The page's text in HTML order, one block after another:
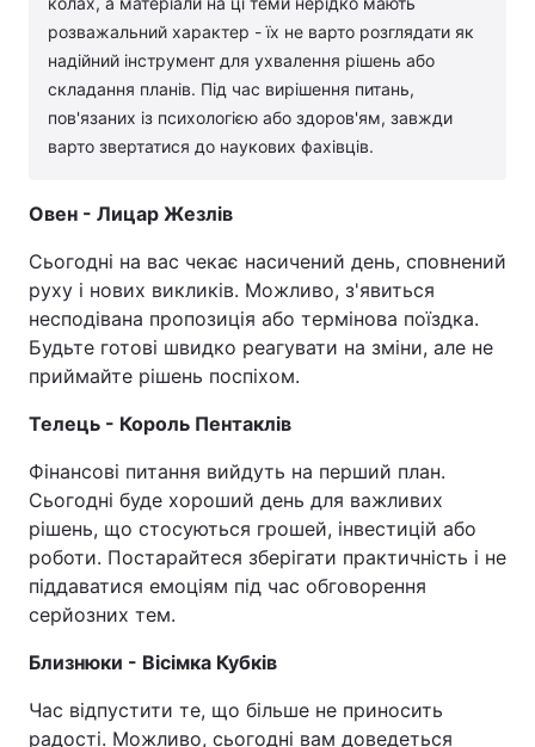
розважальний характер - їх не варто розглядати як
надійний інструмент для ухвалення рішень або
складання планів. Під час вирішення питань,
пов'язаних із психологією або здоров'ям, завжди
варто звертатися до наукових фахівців.
Овен - Лицар Жезлів
Сьогодні на вас чекає насичений день, сповнений
руху і нових викликів. Можливо, з'явиться
несподівана пропозиція або термінова поїздка.
Будьте готові швидко реагувати на зміни, але не
приймайте рішень поспіхом.
Телець - Король Пентаклів
Фінансові питання вийдуть на перший план.
Сьогодні буде хороший день для важливих
рішень, що стосуються грошей, інвестицій або
роботи. Постарайтеся зберігати практичність і не
піддаватися емоціям під час обговорення
серйозних тем.
Близнюки - Вісімка Кубків
Час відпустити те, що більше не приносить
радості. Можливо, сьогодні вам доведеться